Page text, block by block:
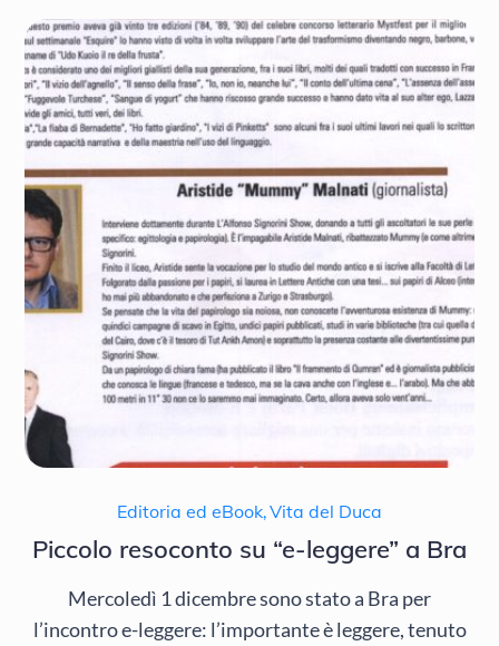
Editoria ed eBook,Vita del Duca
Piccolo resoconto su “e-leggere” a Bra
Mercoledì 1 dicembre sono stato a Bra per
l’incontro e-leggere: l’importante è leggere, tenuto